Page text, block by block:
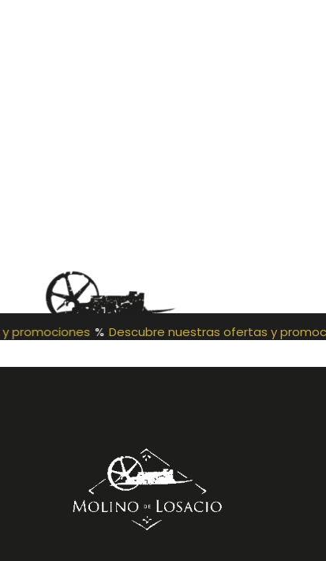
promociones % Descubre nuestras ofertas y